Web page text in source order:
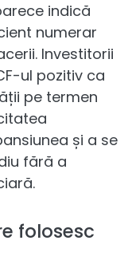
indică
numerar
Investitorii
ul pozitiv ca
pe termen
și a se
fără a
folosesc